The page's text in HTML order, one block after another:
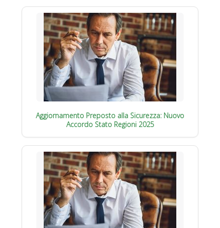
Aggiornamento Preposto alla Sicurezza: Nuovo
Accordo Stato Regioni 2025